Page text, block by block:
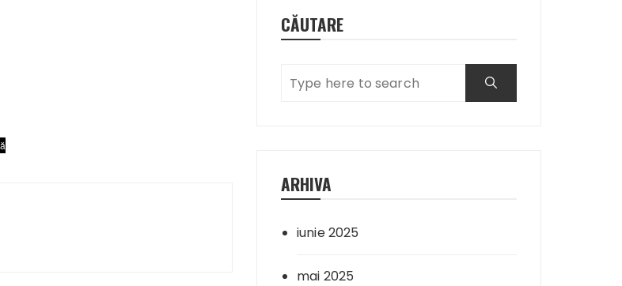
CĂUTARE
ARHIVA
iunie 2025
mai 2025